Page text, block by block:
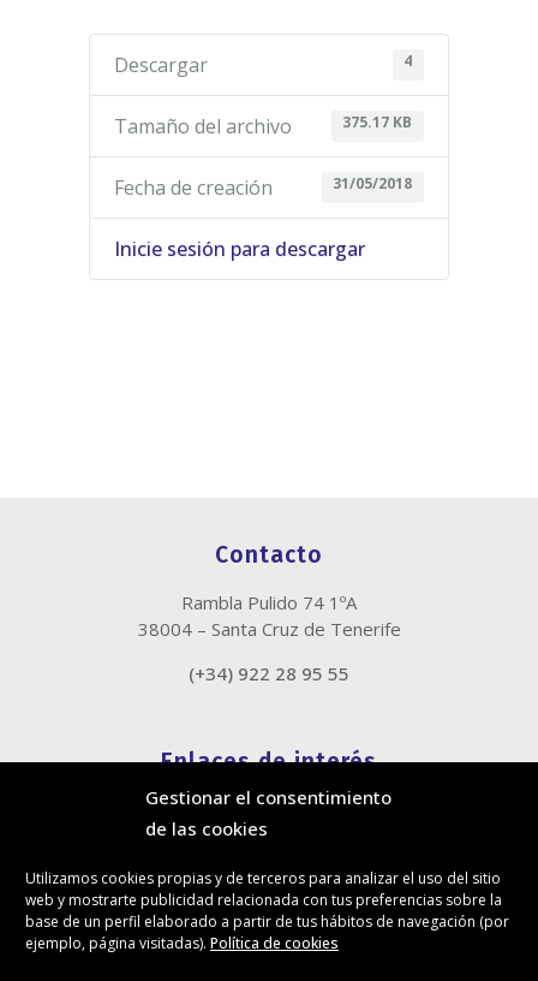
Gestionar el consentimiento
de las cookies
Utilizamos cookies propias y de terceros para analizar el uso del sitio
web y mostrarte publicidad relacionada con tus preferencias sobre la
base de un perfil elaborado a partir de tus hábitos de navegación (por
ejemplo, página visitadas). Política de cookies
Descargar 4
Tamaño del archivo 375.17 KB
Fecha de creación 31/05/2018
Inicie sesión para descargar
Contacto
Rambla Pulido 74 1ºA
38004 – Santa Cruz de Tenerife
(+34) 922 28 95 55
Enlaces de interés
Política de cookies
Política de privacidad
Canal de denuncias
Protección de privacidad en redes sociales